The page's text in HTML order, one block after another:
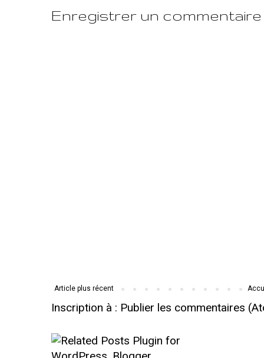
Enregistrer un commentaire
Article plus récent
Inscription à : Publier les commentaires